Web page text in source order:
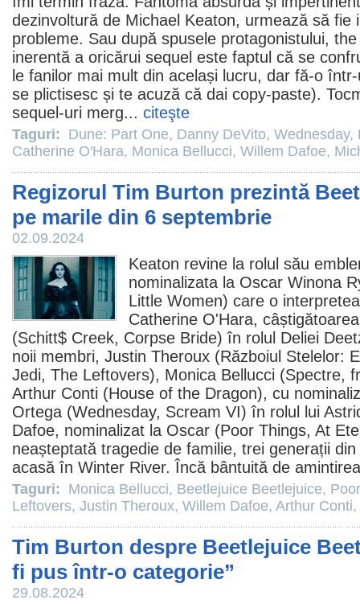
dezinvoltură de Michael Keaton, urmează să fie
probleme. Sau după spusele protagonistului,
inerentă a oricărui sequel este faptul că se
le fanilor mai mult din același lucru, dar fă-o
se plictisesc și te acuză că dai copy-paste).
sequel-uri merg... citeşte
Taguri: Dune: Part One, Danny DeVito, Wednesday,
Catherine O'Hara, Monica Bellucci, Willem Dafoe,
Regizorul Tim Burton prezintă
pe marile din 6 septembrie
02.09.2024
Keaton revine la rolul său
nominalizata la Oscar Winona
Little Women) care o
Catherine O'Hara,
(Schitt$ Creek, Corpse Bride) în rolul Deliei
noii membri, Justin Theroux (Războiul Stelelor:
Jedi, The Leftovers), Monica Bellucci (Spectre,
Arthur Conti (House of the Dragon), cu
Ortega (Wednesday, Scream VI) în rolul lui
Dafoe, nominalizat la Oscar (Poor Things, At
neașteptată tragedie de familie, trei generații
acasă în Winter River. Încă bântuită de
Taguri: Monica Bellucci, Beetlejuice Beetlejuice,
Leftovers, Justin Theroux, Willem Dafoe, Arthur Conti,
Tim Burton despre Beetlejuice
fi pus într-o categorie”
29.08.2024